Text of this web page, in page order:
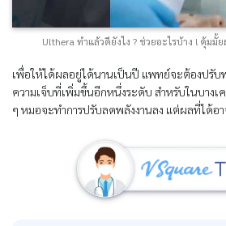
Ulthera ทำแล้วดียังไง ? ช่วยอะไรบ้าง ! คุ้มมั้
เพื่อให้ได้ผลอยู่ได้นานเป็นปี แพทย์จะต้องปรับ
ความเจ็บที่เพิ่มขึ้นอีกหนึ่งระดับ สำหรับในบางเ
ๆ หมอจะทำการปรับลดพลังงานลง แต่ผลที่ได้อ